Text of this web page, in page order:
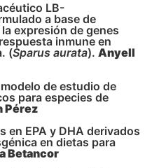
LB-
a base de
expresión de genes
inmune en
(Sparus aurata). Anyell
de estudio de
para especies de
Pérez
en EPA y DHA derivados
en dietas para
Betancor